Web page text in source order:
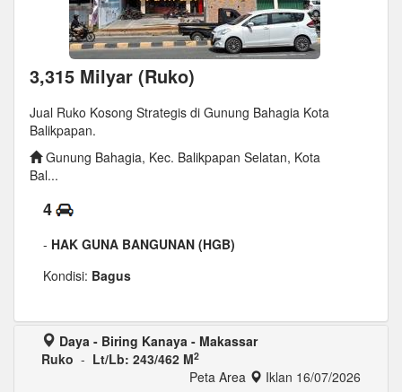
3,315 Milyar (Ruko)
Jual Ruko Kosong Strategis di Gunung Bahagia Kota
Balikpapan.
Gunung Bahagia, Kec. Balikpapan Selatan, Kota
Bal...
4
- HAK GUNA BANGUNAN (HGB)
Kondisi: Bagus
Daya - Biring Kanaya - Makassar
Ruko - Lt/Lb: 243/462 M2
Peta Area Iklan 16/07/2026